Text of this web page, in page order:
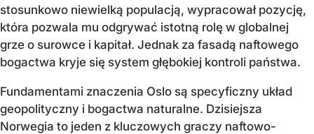
stosunkowo niewielką populacją, wypracował pozycję,
która pozwala mu odgrywać istotną rolę w globalnej
grze o surowce i kapitał. Jednak za fasadą naftowego
bogactwa kryje się system głębokiej kontroli państwa.
Fundamentami znaczenia Oslo są specyficzny układ
geopolityczny i bogactwa naturalne. Dzisiejsza
Norwegia to jeden z kluczowych graczy naftowo-